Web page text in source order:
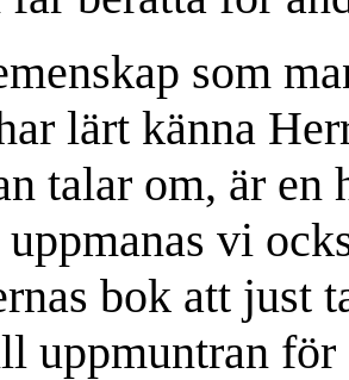
som
lärt känna
talar om, är
vi
bok att just
uppmuntran